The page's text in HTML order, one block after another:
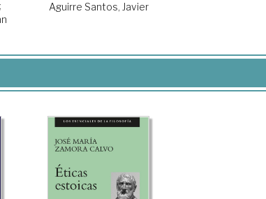
;
Aguirre Santos, Javier